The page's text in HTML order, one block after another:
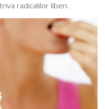
radicalilor liberi.